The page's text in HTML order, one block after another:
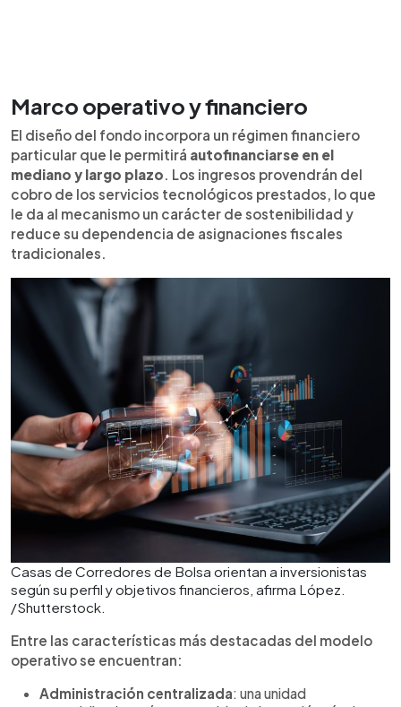
Marco operativo y financiero
El diseño del fondo incorpora un régimen financiero
particular que le permitirá autofinanciarse en el
mediano y largo plazo. Los ingresos provendrán del
cobro de los servicios tecnológicos prestados, lo que
le da al mecanismo un carácter de sostenibilidad y
reduce su dependencia de asignaciones fiscales
tradicionales.
Casas de Corredores de Bolsa orientan a inversionistas
según su perfil y objetivos financieros, afirma López.
/Shutterstock.
Entre las características más destacadas del modelo
operativo se encuentran:
Administración centralizada: una unidad